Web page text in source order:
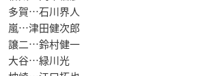
多賀…石川界人
嵐…津田健次郎
譲二…鈴村健一
大谷…緑川光